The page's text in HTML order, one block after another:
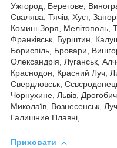
Ужгород, Берегове,
Свалява, Тячів, Хуст,
Комиш-Зоря, Мелітополь,
Франківськ, Бурштин,
Бориспіль, Бровари,
Олександрія, Луганськ,
Краснодон, Красний Луч,
Свердловськ,
Чорнухине, Львів,
Миколаїв, Вознесенськ,
Галишние Плавні,
Приховати